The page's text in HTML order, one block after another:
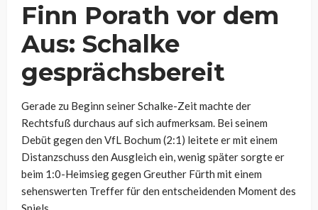
Finn Porath vor dem
Aus: Schalke
gesprächsbereit
Gerade zu Beginn seiner Schalke-Zeit machte der
Rechtsfuß durchaus auf sich aufmerksam. Bei seinem
Debüt gegen den VfL Bochum (2:1) leitete er mit einem
Distanzschuss den Ausgleich ein, wenig später sorgte er
beim 1:0-Heimsieg gegen Greuther Fürth mit einem
sehenswerten Treffer für den entscheidenden Moment des